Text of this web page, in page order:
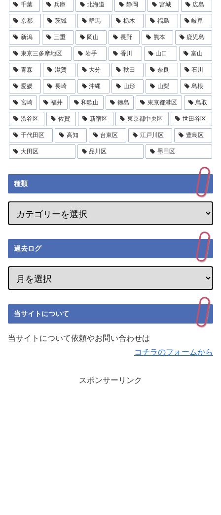
千葉 兵庫 北海道 静岡 宮城 広島
京都 茨城 群馬 栃木 福島 岐阜
新潟 三重 岡山 長野 熊本 鹿児島
東京三多摩地区 岩手 香川 山口 富山
青森 滋賀 大分 秋田 奈良 石川
愛媛 長崎 沖縄 山形 山梨 島根
宮崎 福井 和歌山 徳島 東京都港区 鳥取
渋谷区 佐賀 新宿区 東京都中央区 世田谷区
千代田区 高知 台東区 江戸川区 豊島区
大田区 品川区 墨田区
種類
過去ログ
当サイトについて
当サイトについて依頼やお問い合わせは
コチラのフォームから
スポンサーリンク